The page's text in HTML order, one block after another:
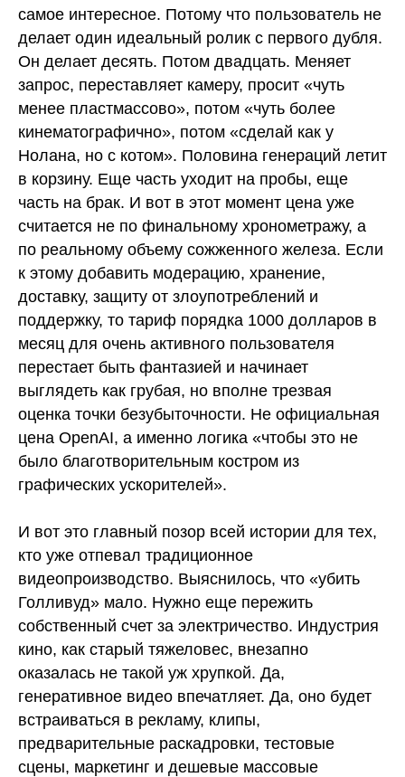
самое интересное. Потому что пользователь не
делает один идеальный ролик с первого дубля.
Он делает десять. Потом двадцать. Меняет
запрос, переставляет камеру, просит «чуть
менее пластмассово», потом «чуть более
кинематографично», потом «сделай как у
Нолана, но с котом». Половина генераций летит
в корзину. Еще часть уходит на пробы, еще
часть на брак. И вот в этот момент цена уже
считается не по финальному хронометражу, а
по реальному объему сожженного железа. Если
к этому добавить модерацию, хранение,
доставку, защиту от злоупотреблений и
поддержку, то тариф порядка 1000 долларов в
месяц для очень активного пользователя
перестает быть фантазией и начинает
выглядеть как грубая, но вполне трезвая
оценка точки безубыточности. Не официальная
цена OpenAI, а именно логика «чтобы это не
было благотворительным костром из
графических ускорителей».
И вот это главный позор всей истории для тех,
кто уже отпевал традиционное
видеопроизводство. Выяснилось, что «убить
Голливуд» мало. Нужно еще пережить
собственный счет за электричество. Индустрия
кино, как старый тяжеловес, внезапно
оказалась не такой уж хрупкой. Да,
генеративное видео впечатляет. Да, оно будет
встраиваться в рекламу, клипы,
предварительные раскадровки, тестовые
сцены, маркетинг и дешевые массовые